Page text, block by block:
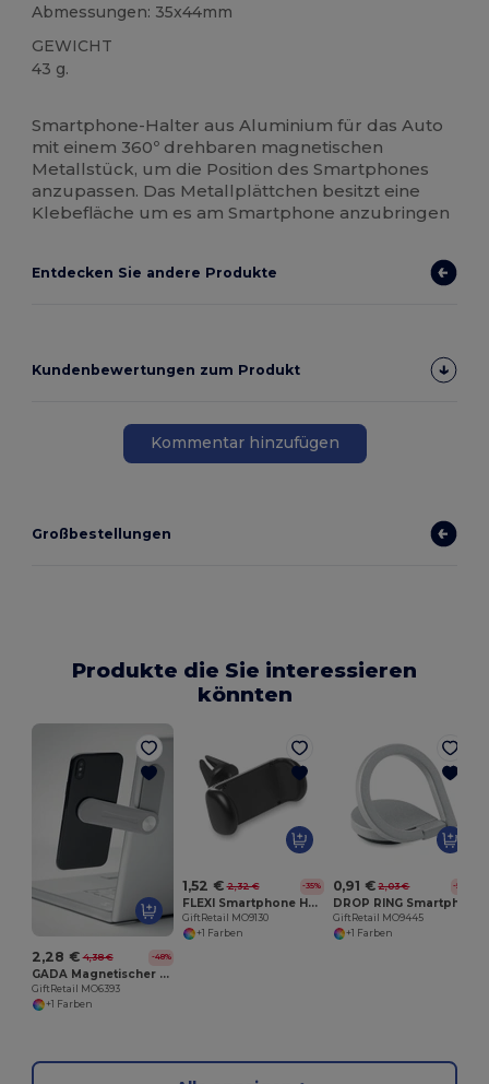
Abmessungen: 35x44mm
GEWICHT
43 g.
Smartphone-Halter aus Aluminium für das Auto
mit einem 360º drehbaren magnetischen
Metallstück, um die Position des Smartphones
anzupassen. Das Metallplättchen besitzt eine
Klebefläche um es am Smartphone anzubringen
Entdecken Sie andere Produkte
Kundenbewertungen zum Produkt
Kommentar hinzufügen
Großbestellungen
Produkte die Sie interessieren
könnten
2,28 € 4,38 € -48%
GADA Magnetischer Smartphone-Halter
GiftRetail MO6393
+1 Farben
1,52 € 2,32 € -35%
FLEXI Smartphone Halter
GiftRetail MO9130
+1 Farben
0,91 € 2,03 € -55%
GiftRetail MO9445
+1 Farben